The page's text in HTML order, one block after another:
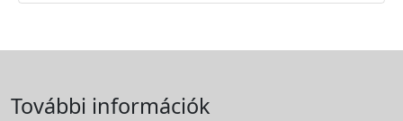
További információk